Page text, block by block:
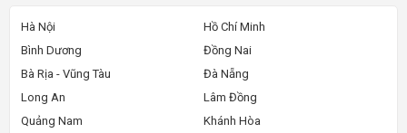
Hà Nội
Hồ Chí Minh
Bình Dương
Đồng Nai
Bà Rịa - Vũng Tàu
Đà Nẵng
Long An
Lâm Đồng
Quảng Nam
Khánh Hòa